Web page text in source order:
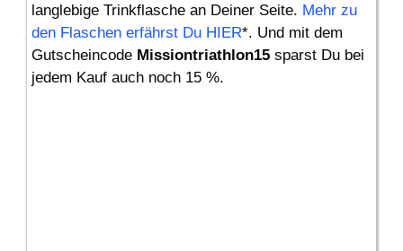
langlebige Trinkflasche an Deiner Seite. Mehr zu
den Flaschen erfährst Du HIER*. Und mit dem
Gutscheincode Missiontriathlon15 sparst Du bei
jedem Kauf auch noch 15 %.